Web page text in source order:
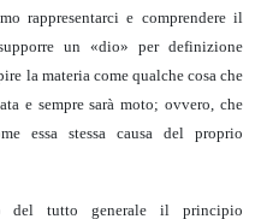
rappresentarci e comprendere il
un «dio» per definizione
la materia come qualche cosa che
e sempre sarà moto; ovvero, che
essa stessa causa del proprio
del tutto generale il principio